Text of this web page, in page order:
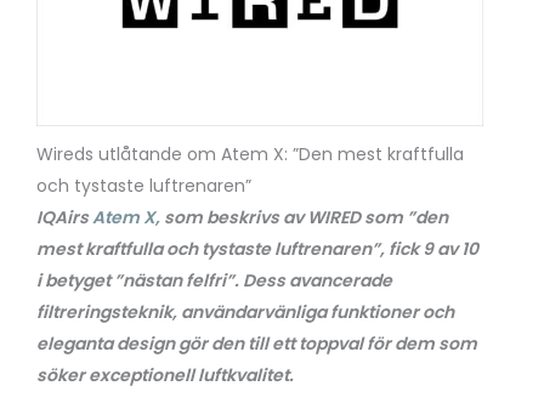
Wireds utlåtande om Atem X: ”Den mest kraftfulla
och tystaste luftrenaren”
IQAirsAtem X, som beskrivs av WIRED som ”den
mest kraftfulla och tystaste luftrenaren”, fick 9 av 10
i betyget ”nästan felfri”. Dess avancerade
filtreringsteknik, användarvänliga funktioner och
eleganta design gör den till ett toppval för dem som
söker exceptionell luftkvalitet.